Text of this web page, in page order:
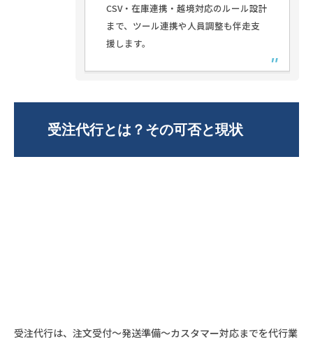
CSV・在庫連携・越境対応のルール設計
まで、ツール連携や人員調整も伴走支
援します。
受注代行とは？その可否と現状
受注代行は、注文受付〜発送準備〜カスタマー対応までを代行業